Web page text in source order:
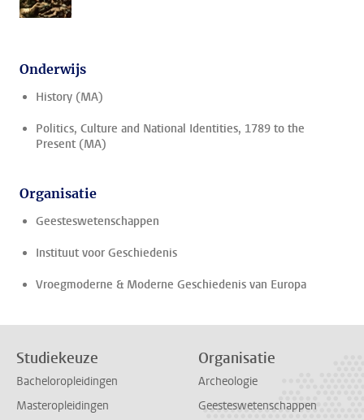
Onderwijs
History (MA)
Politics, Culture and National Identities, 1789 to the
Present (MA)
Organisatie
Geesteswetenschappen
Instituut voor Geschiedenis
Vroegmoderne & Moderne Geschiedenis van Europa
Studiekeuze
Bacheloropleidingen
Masteropleidingen
Organisatie
Archeologie
Geesteswetenschappen